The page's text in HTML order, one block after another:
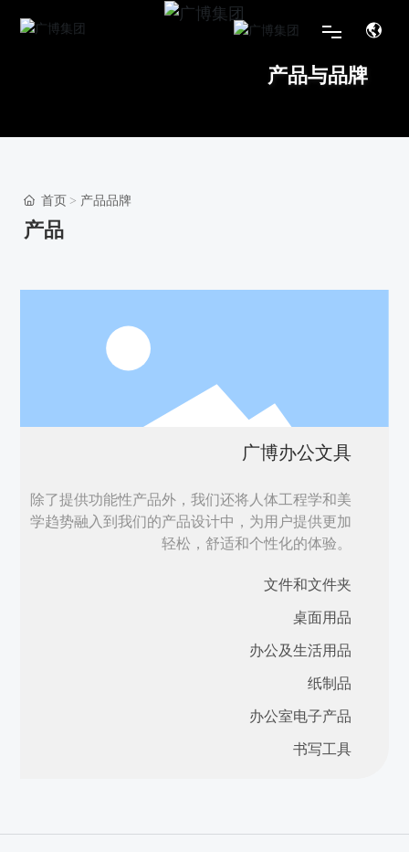
品牌产品
产品与品牌
首页 产品品牌
产品
广博办公文具
除了提供功能性产品外，我们还将人体工程学和美
学趋势融入到我们的产品设计中，为用户提供更加
轻松，舒适和个性化的体验。
文件和文件夹
桌面用品
办公及生活用品
纸制品
办公室电子产品
书写工具